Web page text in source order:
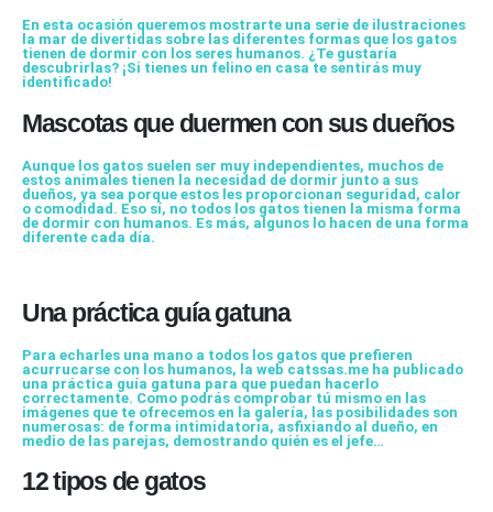
En esta ocasión queremos mostrarte una serie de ilustraciones
la mar de divertidas sobre las diferentes formas que los gatos
tienen de dormir con los seres humanos. ¿Te gustaría
descubrirlas? ¡Si tienes un felino en casa te sentirás muy
identificado!
Mascotas que duermen con sus dueños
Aunque los gatos suelen ser muy independientes, muchos de
estos animales tienen la necesidad de dormir junto a sus
dueños, ya sea porque estos les proporcionan seguridad, calor
o comodidad. Eso sí, no todos los gatos tienen la misma forma
de dormir con humanos. Es más, algunos lo hacen de una forma
diferente cada día.
Una práctica guía gatuna
Para echarles una mano a todos los gatos que prefieren
acurrucarse con los humanos, la web catssas.me ha publicado
una práctica guía gatuna para que puedan hacerlo
correctamente. Como podrás comprobar tú mismo en las
imágenes que te ofrecemos en la galería, las posibilidades son
numerosas: de forma intimidatoria, asfixiando al dueño, en
medio de las parejas, demostrando quién es el jefe…
12 tipos de gatos